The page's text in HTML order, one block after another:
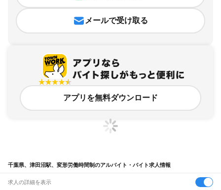
メールで受け取る
アプリを無料ダウンロード
千葉県、津田沼駅、変形労働時間制のアルバイト・バイト求人情報
求人の詳細を表示